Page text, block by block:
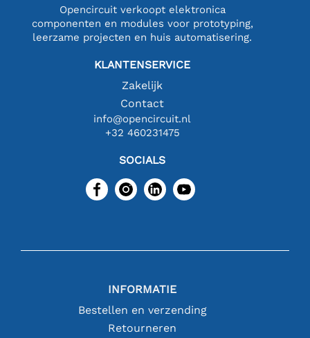
Opencircuit verkoopt elektronica
componenten en modules voor prototyping,
leerzame projecten en huis automatisering.
KLANTENSERVICE
Zakelijk
Contact
info@opencircuit.nl
+32 460231475
SOCIALS
INFORMATIE
Bestellen en verzending
Retourneren